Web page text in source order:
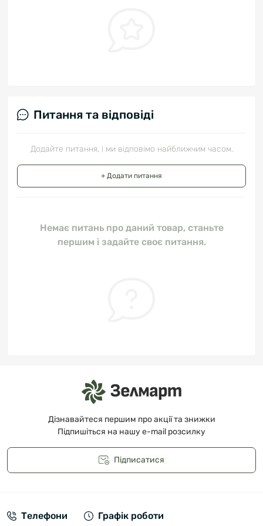
Питання та відповіді
Додайте питання, і ми відповімо найближчим часом.
+ Додати питання
Немає питань про даний товар, станьте
першим і задайте своє питання.
Дізнавайтеся першим про акції та знижки
Підпишіться на нашу e-mail розсилку
Підписатися
Телефони Графік роботи